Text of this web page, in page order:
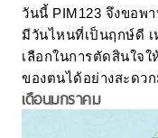
วันนี้ PIM123 จึงขอพ
มีวันไหนที่เป็นฤกษ์ดี เ
เลือกในการตัดสินใจ
ของตนได้อย่างสะดว
เดือนมกราคม